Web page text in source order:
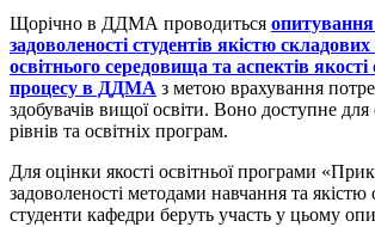
Щорічно в ДДМА проводиться
задоволеності студентів якістю
освітнього середовища та аспектів якості
процесу в ДДМА з метою врахування
здобувачів вищої освіти. Воно доступне для
рівнів та освітніх програм.
Для оцінки якості освітньої програми
задоволеності методами навчання та якістю
студенти кафедри беруть участь у цьому